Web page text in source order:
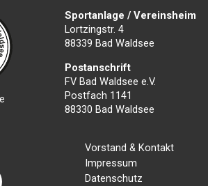
Sportanlage / Vereinsheim
Lortzingstr. 4
88339 Bad Waldsee
Postanschrift
FV Bad Waldsee e.V.
Postfach 1141
88330 Bad Waldsee
Vorstand & Kontakt
Impressum
Datenschutz